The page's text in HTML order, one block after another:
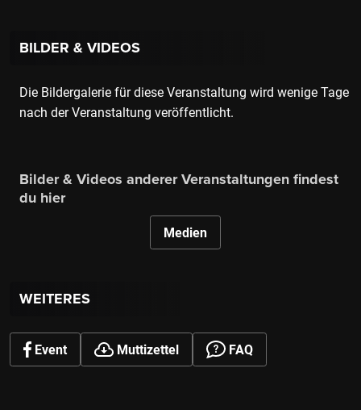
BILDER & VIDEOS
Die Bildergalerie für diese Veranstaltung wird wenige Tage
nach der Veranstaltung veröffentlicht.
Bilder & Videos anderer Veranstaltungen findest
du hier
Medien
WEITERES
Event Muttizettel FAQ